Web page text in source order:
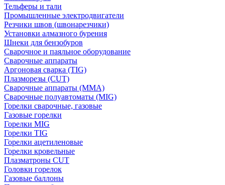
Тельферы и тали
Промышленные электродвигатели
Резчики швов (швонарезчики)
Установки алмазного бурения
Шнеки для бензобуров
Сварочное и паяльное оборудование
Сварочные аппараты
Аргоновая сварка (TIG)
Плазморезы (CUT)
Сварочные аппараты (MMA)
Сварочные полуавтоматы (MIG)
Горелки сварочные, газовые
Газовые горелки
Горелки MIG
Горелки TIG
Горелки ацетиленовые
Горелки кровельные
Плазматроны CUT
Головки горелок
Газовые баллоны